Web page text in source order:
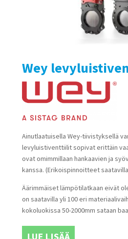
Wey
Ainutlaatuisella Wey-tiivistyksellä
levyluistiventtiilit sopivat erittäin
ovat omimmillaan hankaavien ja
kanssa. (Erikoispinnoitteet
Äärimmäiset lämpötilatkaan eivät
on saatavilla yli 100 eri
kokoluokissa 50-2000mm sataan
LUE LISÄÄ